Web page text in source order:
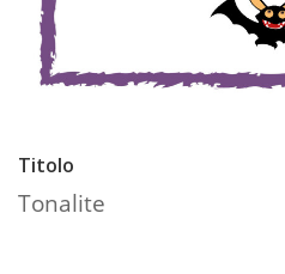
Titolo
Tonalite